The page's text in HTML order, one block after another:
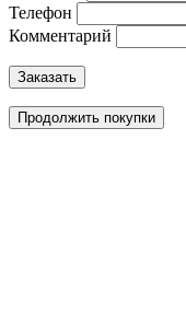
Телефон
Комментарий
Заказать
Продолжить покупки